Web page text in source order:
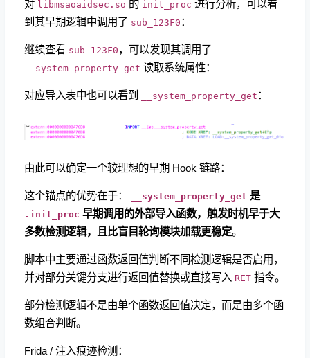
对 libmsaoaidsec.so ​ 的 init_proc ​ 进行分析，可以看
到其早期逻辑中调用了 sub_123F0：
继续查看 sub_123F0​，可以发现其调用了
__system_property_get 读取系统属性：
对应导入表中也可以看到 __system_property_get：
由此可以确定一个较理想的早期 Hook 链路：
这个锚点的优势在于： __system_property_get 是
.init_proc 早期调用的外部导入函数，触发时机早于大
多数检测逻辑，且比盲目轮询模块加载更稳定。
脚本中主要通过函数返回值判断不同检测逻辑是否启用，
并对部分关键分支进行返回值替换或直接写入 RET 指令。
部分检测逻辑不是由单个函数返回值决定，而是由多个函
数组合判断。
Frida / 注入痕迹检测：